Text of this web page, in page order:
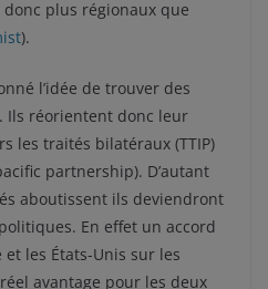
plus régionaux que
).
l’idée de trouver des
. Ils réorientent donc leur
les traités bilatéraux (TTIP)
partnership). D’autant
aboutissent ils deviendront
En effet un accord
et les États-Unis sur les
avantage pour les deux